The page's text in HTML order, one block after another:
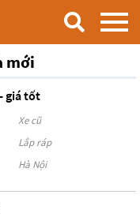
mới
giá tốt
Xe cũ
Lắp ráp
Hà Nội